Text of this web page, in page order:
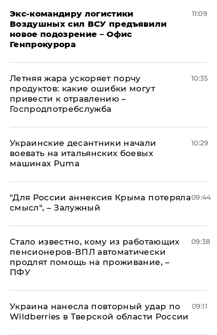
Экс-командиру логистики
Воздушных сил ВСУ предъявили
новое подозрение – Офис
Генпрокурора
11:09
Летняя жара ускоряет порчу
продуктов: какие ошибки могут
привести к отравлению –
Госпродпотребслужба
10:35
Украинские десантники начали
воевать на итальянских боевых
машинах Puma
10:29
"Для России аннексия Крыма потеряла
смысл", – Залужный
09:44
Стало известно, кому из работающих
пенсионеров-ВПЛ автоматически
продлят помощь на проживание, –
ПФУ
09:38
Украина нанесла повторный удар по
Wildberries в Тверской области России
09:11